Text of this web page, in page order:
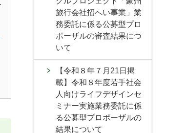
旅行会社招へい事業」業
務委託に係る公募型プロ
ポーザルの審査結果につ
いて
【令和８年７月21日掲
載】令和８年度若手社会
人向けライフデザインセ
ミナー実施業務委託に係
る公募型プロポーザルの
結果について